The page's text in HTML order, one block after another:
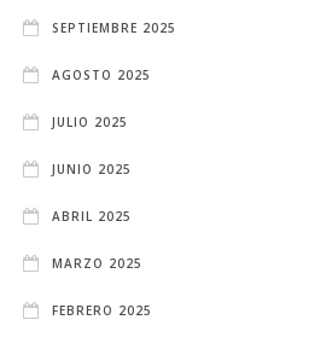
SEPTIEMBRE 2025
AGOSTO 2025
JULIO 2025
JUNIO 2025
ABRIL 2025
MARZO 2025
FEBRERO 2025